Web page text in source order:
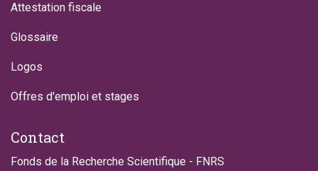
Attestation fiscale
Glossaire
Logos
Offres d'emploi et stages
Contact
Fonds de la Recherche Scientifique - FNRS